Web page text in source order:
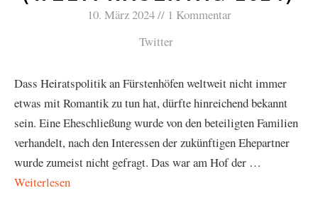
10. März 2024
1 Kommentar
Twitter
Dass Heiratspolitik an Fürstenhöfen weltweit nicht immer
etwas mit Romantik zu tun hat, dürfte hinreichend bekannt
sein. Eine Eheschließung wurde von den beteiligten Familien
verhandelt, nach den Interessen der zukünftigen Ehepartner
wurde zumeist nicht gefragt. Das war am Hof der …
Weiterlesen